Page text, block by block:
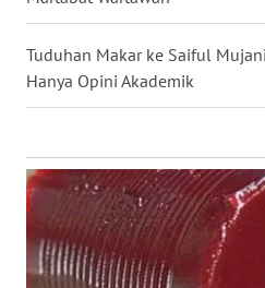
Tuduhan Makar ke Saiful
Hanya Opini Akademik
KALTARA
WN
KALSEL
KALTIM
WN
SULSEL